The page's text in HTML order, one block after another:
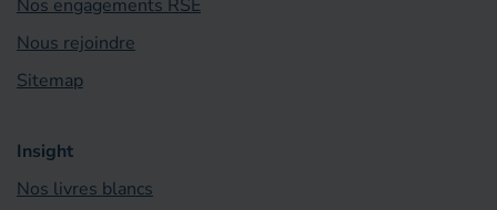
Nos engagements RSE
Nous rejoindre
Sitemap
Insight
Nos livres blancs